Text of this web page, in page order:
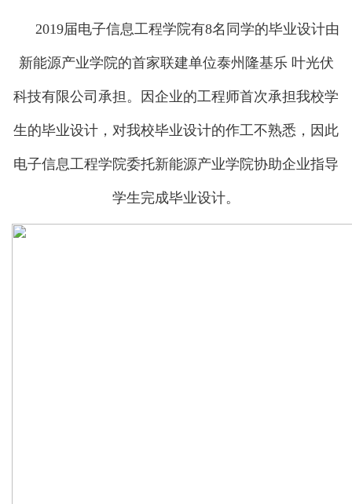
2019届电子信息工程学院有8名同学的毕业设计由
新能源产业学院的首家联建单位泰州隆基乐 叶光伏
科技有限公司承担。因企业的工程师首次承担我校学
生的毕业设计，对我校毕业设计的作工不熟悉，因此
电子信息工程学院委托新能源产业学院协助企业指导
学生完成毕业设计。